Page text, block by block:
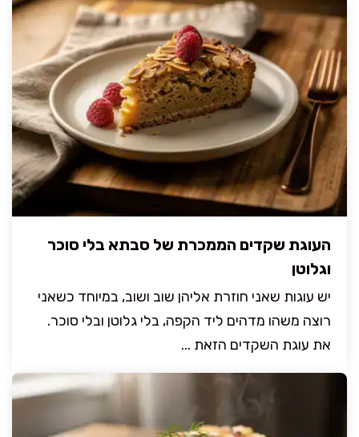
העוגת שקדים הממכרת של סבתא בלי סוכר
וגלוטן
יש עוגות שאני חוזרת אליהן שוב ושוב, במיוחד כשאני
רוצה משהו מדהים ליד הקפה, בלי גלוטן ובלי סוכר.
את עוגת השקדים הזאת ...